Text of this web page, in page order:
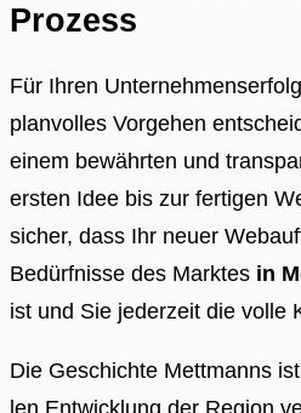
Prozess
Für Ihren Unternehmenserfolg
planvolles Vorgehen
einem bewährten und
ersten Idee bis zur fertigen
sicher, dass Ihr neuer
Bedürfnisse des Marktes in
ist und Sie jederzeit die volle
Die Geschich­te Mett­manns
len Ent­wick­lung der Regi­on